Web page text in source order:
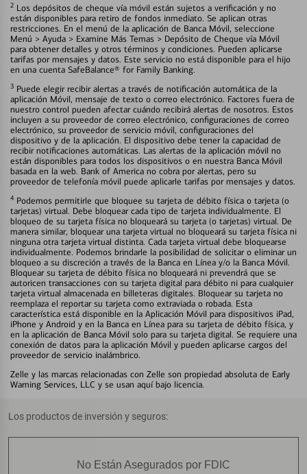
2 Los depósitos de cheque vía móvil están sujetos a verificación y no
están disponibles para retiro de fondos inmediato. Se aplican otras
restricciones. En el menú de la aplicación de Banca Móvil, seleccione
Menú > Ayuda > Examine Más Temas > Depósito de Cheque vía Móvil
para obtener detalles y otros términos y condiciones. Pueden aplicarse
tarifas por mensajes y datos. Este servicio no está disponible para el hijo
en una cuenta SafeBalance® for Family Banking.
3 Puede elegir recibir alertas a través de notificación automática de la
aplicación Móvil, mensaje de texto o correo electrónico. Factores fuera de
nuestro control pueden afectar cuándo recibirá alertas de nosotros. Estos
incluyen a su proveedor de correo electrónico, configuraciones de correo
electrónico, su proveedor de servicio móvil, configuraciones del
dispositivo y de la aplicación. El dispositivo debe tener la capacidad de
recibir notificaciones automáticas. Las alertas de la aplicación móvil no
están disponibles para todos los dispositivos o en nuestra Banca Móvil
basada en la web. Bank of America no cobra por alertas, pero su
proveedor de telefonía móvil puede aplicarle tarifas por mensajes y datos.
4 Podemos permitirle que bloquee su tarjeta de débito física o tarjeta (o
tarjetas) virtual. Debe bloquear cada tipo de tarjeta individualmente. El
bloqueo de su tarjeta física no bloqueará su tarjeta (o tarjetas) virtual. De
manera similar, bloquear una tarjeta virtual no bloqueará su tarjeta física ni
ninguna otra tarjeta virtual distinta. Cada tarjeta virtual debe bloquearse
individualmente. Podemos brindarle la posibilidad de solicitar o eliminar un
bloqueo a su discreción a través de la Banca en Línea y/o la Banca Móvil.
Bloquear su tarjeta de débito física no bloqueará ni prevendrá que se
autoricen transacciones con su tarjeta digital para débito ni para cualquier
tarjeta virtual almacenada en billeteras digitales. Bloquear su tarjeta no
reemplaza el reportar su tarjeta como extraviada o robada. Esta
característica está disponible en la Aplicación Móvil para dispositivos iPad,
iPhone y Android y en la Banca en Línea para su tarjeta de débito física, y
en la aplicación de Banca Móvil solo para su tarjeta digital. Se requiere una
conexión de datos para la aplicación Móvil y pueden aplicarse cargos del
proveedor de servicio inalámbrico.
Zelle y las marcas relacionadas con Zelle son propiedad absoluta de Early
Warning Services, LLC y se usan aquí bajo licencia.
Los productos de inversión y seguros:
No Están Asegurados por FDIC